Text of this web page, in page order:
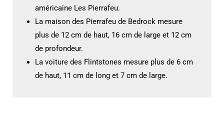
américaine Les Pierrafeu.
La maison des Pierrafeu de Bedrock mesure
plus de 12 cm de haut, 16 cm de large et 12 cm
de profondeur.
La voiture des Flintstones mesure plus de 6 cm
de haut, 11 cm de long et 7 cm de large.